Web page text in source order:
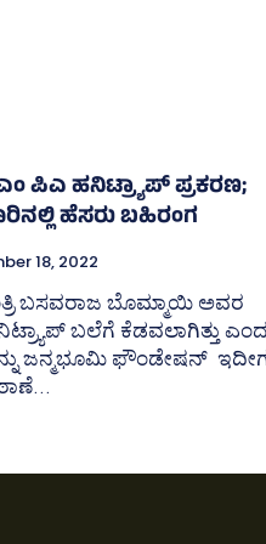
ಪಿಎ ಹನಿಟ್ರ್ಯಾಪ್‌ ಪ್ರಕರಣ;
ಹೆಸರು ಬಹಿರಂಗ
18, 2022
ಬಸವರಾಜ ಬೊಮ್ಮಾಯಿ ಅವರ
ಬಲೆಗೆ ಕೆಡವಲಾಗಿತ್ತು
ಜನ್ಮಭೂಮಿ ಫೌಂಡೇಷನ್‌